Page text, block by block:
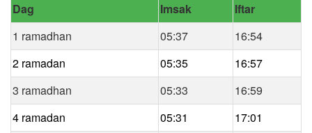
Dag
Imsak
Iftar
1 ramadhan
05:37
16:54
2 ramadan
05:35
16:57
3 ramadhan
05:33
16:59
4 ramadan
05:31
17:01